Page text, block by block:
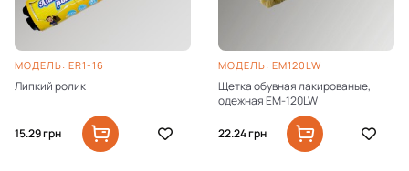
МОДЕЛЬ: ER1-16
Липкий ролик
15.29грн
МОДЕЛЬ: EM120LW
Щетка обувная лакированые,
одежная EM-120LW
22.24грн